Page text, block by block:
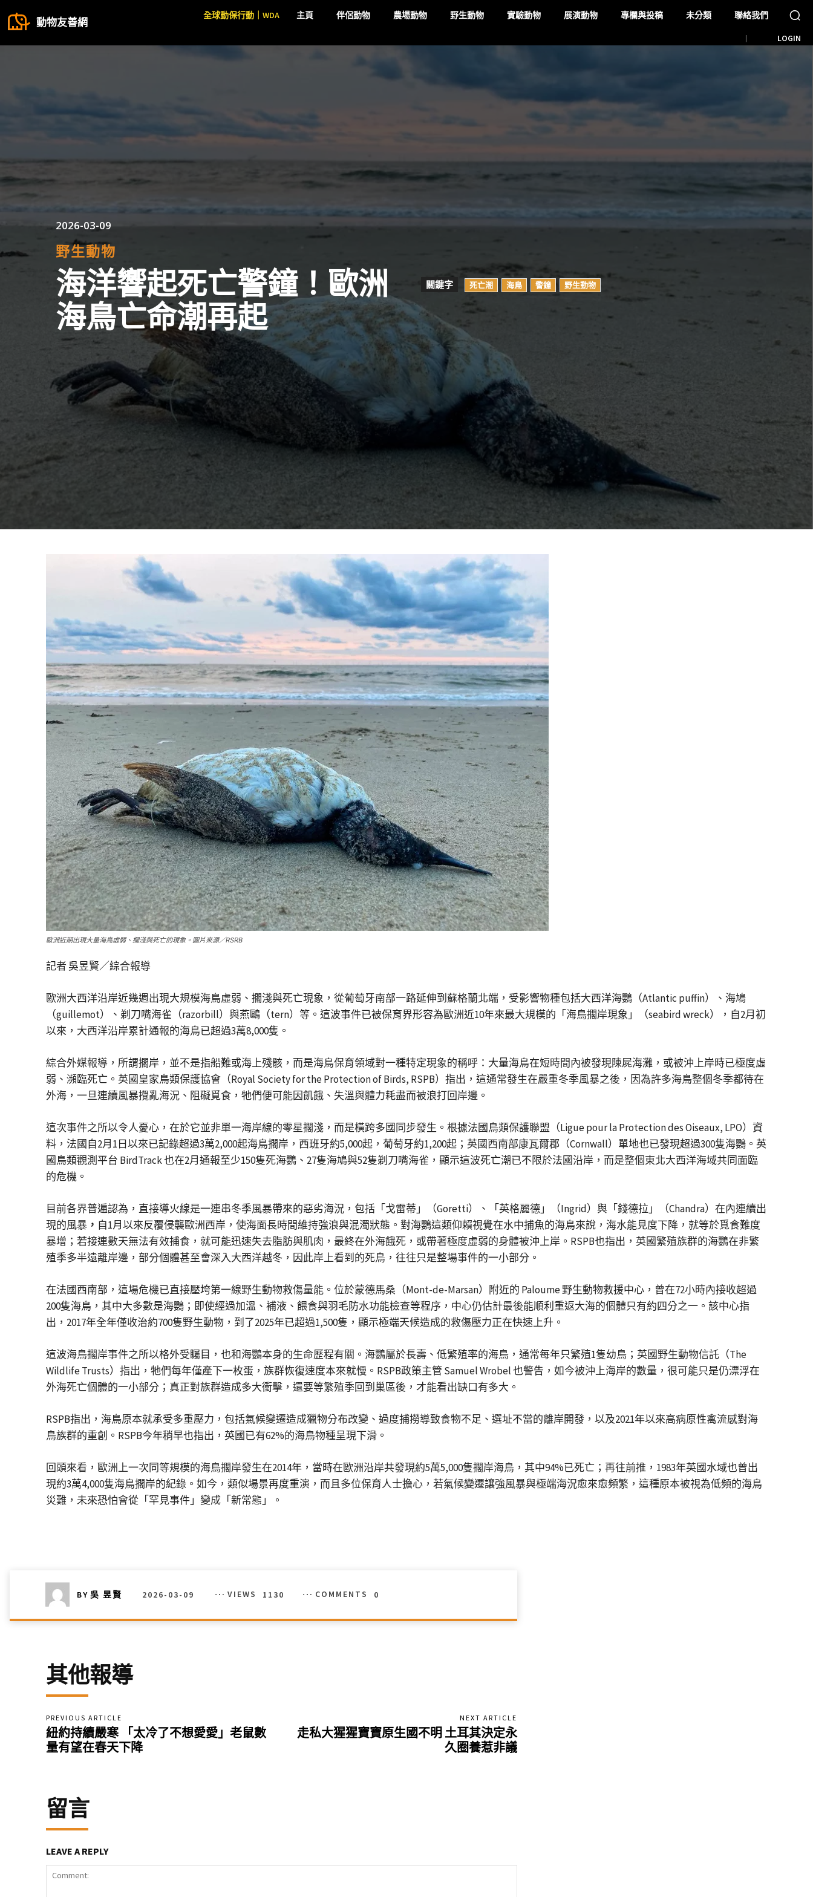
動物友善網
全球動保行動｜WDA 主頁 伴侶動物 農場動物 野生動物 實驗動物 展演動物 專欄與投稿 未分類 聯絡我們
LOGIN
2026-03-09
野生動物
海洋響起死亡警鐘！歐洲
海鳥亡命潮再起
關鍵字 死亡潮 海鳥 警鐘 野生動物
歐洲近期出現大量海鳥虛弱、擱淺與死亡的現象。圖片來源／RSRB
記者 吳昱賢／綜合報導
歐洲大西洋沿岸近幾週出現大規模海鳥虛弱、擱淺與死亡現象，從葡萄牙南部一路延伸到蘇格蘭北端，受影響物種包括大西洋海鸚（Atlantic puffin）、海鳩
（guillemot）、剃刀嘴海雀（razorbill）與燕鷗（tern）等。這波事件已被保育界形容為歐洲近10年來最大規模的「海鳥擱岸現象」（seabird wreck），自2月初
以來，大西洋沿岸累計通報的海鳥已超過3萬8,000隻。
綜合外媒報導，所謂擱岸，並不是指船難或海上殘骸，而是海鳥保育領域對一種特定現象的稱呼：大量海鳥在短時間內被發現陳屍海灘，或被沖上岸時已極度虛
弱、瀕臨死亡。英國皇家鳥類保護協會（Royal Society for the Protection of Birds, RSPB）指出，這通常發生在嚴重冬季風暴之後，因為許多海鳥整個冬季都待在
外海，一旦連續風暴攪亂海況、阻礙覓食，牠們便可能因飢餓、失溫與體力耗盡而被浪打回岸邊。
這次事件之所以令人憂心，在於它並非單一海岸線的零星擱淺，而是橫跨多國同步發生。根據法國鳥類保護聯盟（Ligue pour la Protection des Oiseaux, LPO）資
料，法國自2月1日以來已記錄超過3萬2,000起海鳥擱岸，西班牙約5,000起，葡萄牙約1,200起；英國西南部康瓦爾郡（Cornwall）單地也已發現超過300隻海鸚。英
國鳥類觀測平台 BirdTrack 也在2月通報至少150隻死海鸚、27隻海鳩與52隻剃刀嘴海雀，顯示這波死亡潮已不限於法國沿岸，而是整個東北大西洋海域共同面臨
的危機。
目前各界普遍認為，直接導火線是一連串冬季風暴帶來的惡劣海況，包括「戈雷蒂」（Goretti）、「英格麗德」（Ingrid）與「錢德拉」（Chandra）在內連續出
現的風暴 ， 自1月以來反覆侵襲歐洲西岸，使海面長時間維持強浪與混濁狀態。對海鸚這類仰賴視覺在水中捕魚的海鳥來說，海水能見度下降，就等於覓食難度
暴增；若接連數天無法有效捕食，就可能迅速失去脂肪與肌肉，最終在外海餓死，或帶著極度虛弱的身體被沖上岸。RSPB也指出，英國繁殖族群的海鸚在非繁
殖季多半遠離岸邊，部分個體甚至會深入大西洋越冬，因此岸上看到的死鳥，往往只是整場事件的一小部分。
在法國西南部，這場危機已直接壓垮第一線野生動物救傷量能。位於蒙德馬桑（Mont-de-Marsan）附近的 Paloume 野生動物救援中心，曾在72小時內接收超過
200隻海鳥，其中大多數是海鸚；即使經過加溫、補液、餵食與羽毛防水功能檢查等程序，中心仍估計最後能順利重返大海的個體只有約四分之一。該中心指
出，2017年全年僅收治約700隻野生動物，到了2025年已超過1,500隻，顯示極端天候造成的救傷壓力正在快速上升。
這波海鳥擱岸事件之所以格外受矚目，也和海鸚本身的生命歷程有關。海鸚屬於長壽、低繁殖率的海鳥，通常每年只繁殖1隻幼鳥；英國野生動物信託（The
Wildlife Trusts）指出，牠們每年僅產下一枚蛋，族群恢復速度本來就慢。RSPB政策主管 Samuel Wrobel 也警告，如今被沖上海岸的數量，很可能只是仍漂浮在
外海死亡個體的一小部分；真正對族群造成多大衝擊，還要等繁殖季回到巢區後，才能看出缺口有多大。
RSPB指出，海鳥原本就承受多重壓力，包括氣候變遷造成獵物分布改變、過度捕撈導致食物不足、選址不當的離岸開發，以及2021年以來高病原性禽流感對海
鳥族群的重創。RSPB今年稍早也指出，英國已有62%的海鳥物種呈現下滑。
回頭來看，歐洲上一次同等規模的海鳥擱岸發生在2014年，當時在歐洲沿岸共發現約5萬5,000隻擱岸海鳥，其中94%已死亡；再往前推，1983年英國水域也曾出
現約3萬4,000隻海鳥擱岸的紀錄。如今，類似場景再度重演，而且多位保育人士擔心，若氣候變遷讓強風暴與極端海況愈來愈頻繁，這種原本被視為低頻的海鳥
災難，未來恐怕會從「罕見事件」變成「新常態」。
BY 吳 昱賢 2026-03-09 VIEWS 1130 COMMENTS 0
其他報導
PREVIOUS ARTICLE
紐約持續嚴寒 「太冷了不想愛愛」老鼠數
量有望在春天下降
NEXT ARTICLE
走私大猩猩寶寶原生國不明 土耳其決定永
久圈養惹非議
留言
LEAVE A REPLY